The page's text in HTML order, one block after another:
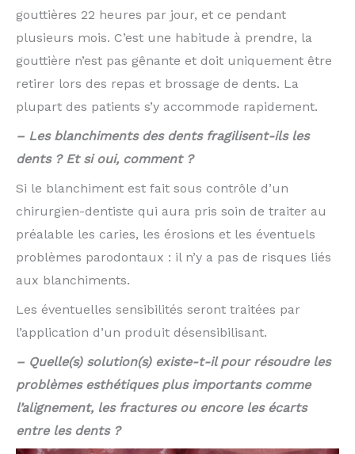
gouttières 22 heures par jour, et ce pendant
plusieurs mois. C’est une habitude à prendre, la
gouttière n’est pas gênante et doit uniquement être
retirer lors des repas et brossage de dents. La
plupart des patients s’y accommode rapidement.
– Les blanchiments des dents fragilisent-ils les
dents ? Et si oui, comment ?
Si le blanchiment est fait sous contrôle d’un
chirurgien-dentiste qui aura pris soin de traiter au
préalable les caries, les érosions et les éventuels
problèmes parodontaux : il n’y a pas de risques liés
aux blanchiments.
Les éventuelles sensibilités seront traitées par
l’application d’un produit désensibilisant.
– Quelle(s) solution(s) existe-t-il pour résoudre les
problèmes esthétiques plus importants comme
l’alignement, les fractures ou encore les écarts
entre les dents ?